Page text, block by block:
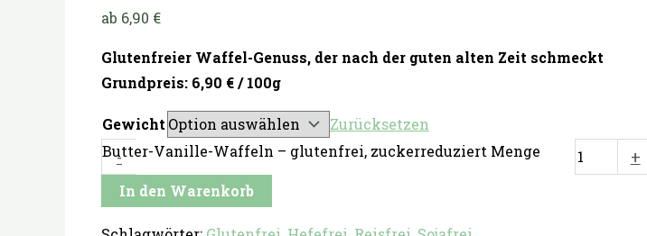
ab 6,90 €
Glutenfreier Waffel-Genuss, der nach der guten alten Zeit schmeckt
Grundpreis: 6,90 € / 100g
Gewicht Zurücksetzen
-
Butter-Vanille-Waffeln – glutenfrei, zuckerreduziert Menge +
In den Warenkorb